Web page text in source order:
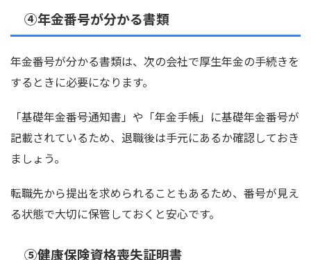
④年金番号が分かる書類
年金番号が分かる書類は、次の会社で厚生年金の手続きを
するときに必要になります。
「基礎年金番号通知書」や「年金手帳」に基礎年金番号が
記載されているため、退職後は手元にあるか確認しておき
ましょう。
転職先から提出を求められることもあるため、番号が見え
る状態で大切に保管しておくと安心です。
⑤健康保険資格喪失証明書